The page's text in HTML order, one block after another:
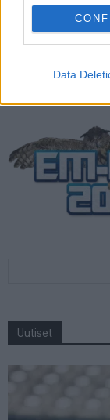
Data
Uutiset